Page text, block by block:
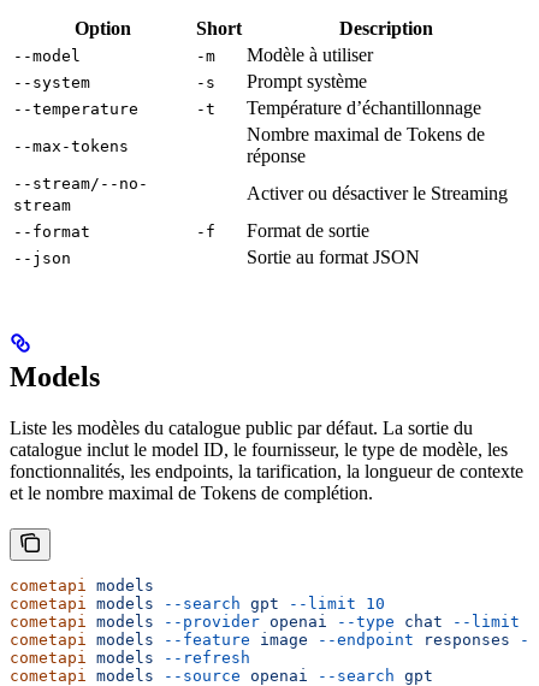
Option Short Description
--model -m Modèle à utiliser
--system -s Prompt système
--temperature -t Température d’échantillonnage
--max-tokens
Nombre maximal de Tokens de
réponse
--stream/--no-
stream
Activer ou désactiver le Streaming
--format -f Format de sortie
--json Sortie au format JSON
Models
Liste les modèles du catalogue public par défaut. La sortie du
catalogue inclut le model ID, le fournisseur, le type de modèle, les
fonctionnalités, les endpoints, la tarification, la longueur de contexte
et le nombre maximal de Tokens de complétion.
cometapi
models
cometapi
models --search gpt --limit 10
cometapi
models --provider openai --type chat --limit
cometapi
models --feature image --endpoint responses --
cometapi
models --refresh
cometapi
models --source openai --search gpt